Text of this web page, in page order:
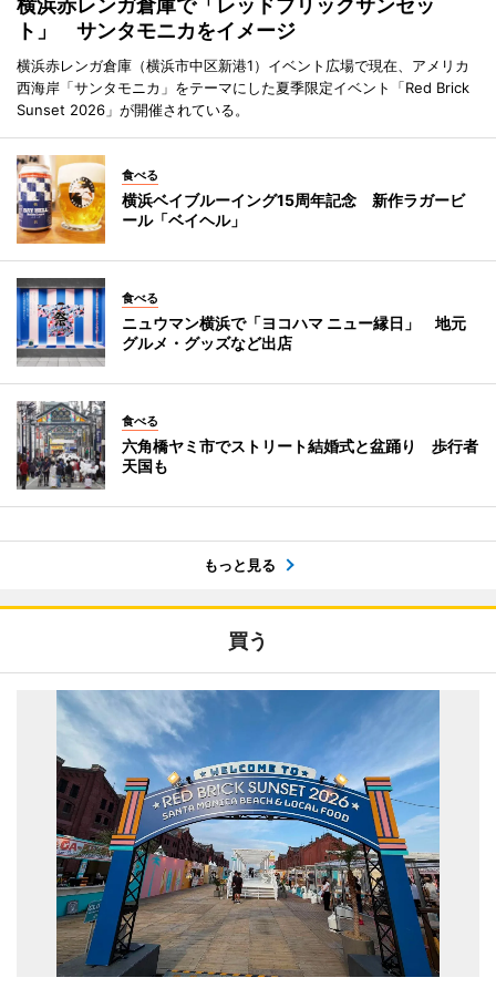
横浜赤レンガ倉庫で「レッドブリックサンセッ
ト」 サンタモニカをイメージ
横浜赤レンガ倉庫（横浜市中区新港1）イベント広場で現在、アメリカ
西海岸「サンタモニカ」をテーマにした夏季限定イベント「Red Brick
Sunset 2026」が開催されている。
食べる
横浜ベイブルーイング15周年記念 新作ラガービ
ール「ベイヘル」
食べる
ニュウマン横浜で「ヨコハマ ニュー縁日」 地元
グルメ・グッズなど出店
食べる
六角橋ヤミ市でストリート結婚式と盆踊り 歩行者
天国も
もっと見る
買う